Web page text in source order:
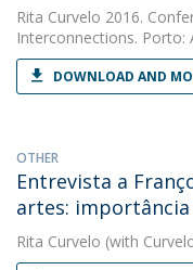
Rita Curvelo 2016.
Interconnections. Porto:
DOWNLOAD AND
OTHER
Entrevista a
artes:
Rita Curvelo (with